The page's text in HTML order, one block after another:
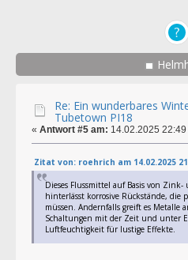
Re: Ein wunderbares
Tubetown PI18
« Antwort #5 am: 14.02.2025 22:49
Zitat von: roehrich am 14.02.2025
Dieses Flussmittel auf Basis von
hinterlässt korrosive Rückstände, die
müssen. Andernfalls greift es Metalle
Schaltungen mit der Zeit und unter
Luftfeuchtigkeit für lustige Effekte.